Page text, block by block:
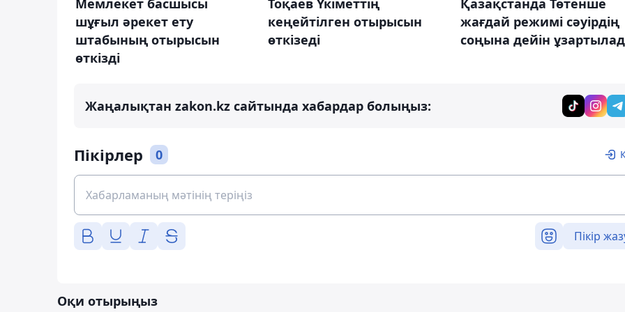
шұғыл әрекет ету
штабының отырысын
өткізді
Тоқаев Үкіметтің
кеңейтілген отырысын
өткізеді
Қазақстанда Төтенше
жағдай режимі сәуірдің
соңына дейін
Жаңалықтан zakon.kz сайтында хабардар болыңыз:
Пікірлер 0
Пікір
Оқи отырыңыз